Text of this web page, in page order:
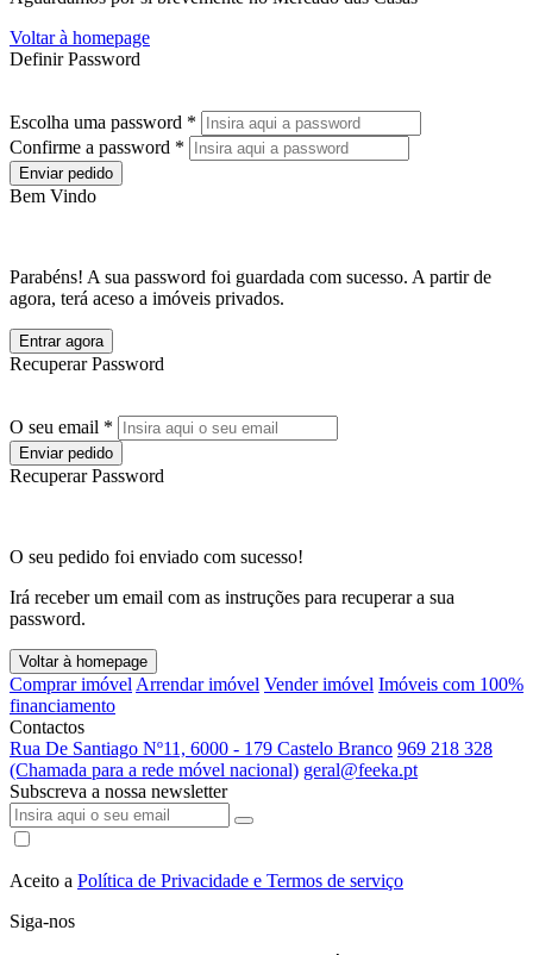
Voltar à homepage
Definir Password
Escolha uma password *
Confirme a password *
Enviar pedido
Bem Vindo
Parabéns! A sua password foi guardada com sucesso. A partir de
agora, terá aceso a imóveis privados.
Entrar agora
Recuperar Password
O seu email *
Enviar pedido
Recuperar Password
O seu pedido foi enviado com sucesso!
Irá receber um email com as instruções para recuperar a sua
password.
Voltar à homepage
Comprar imóvel Arrendar imóvel Vender imóvel Imóveis com 100%
financiamento
Contactos
Rua De Santiago Nº11, 6000 - 179 Castelo Branco 969 218 328
(Chamada para a rede móvel nacional) geral@feeka.pt
Subscreva a nossa newsletter
Aceito a Política de Privacidade e Termos de serviço
Siga-nos